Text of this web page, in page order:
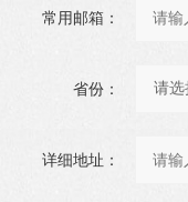
常用邮箱：
省份：
详细地址：